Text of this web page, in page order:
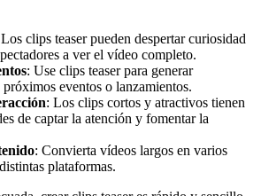
clips teaser pueden despertar curiosidad
a ver el vídeo completo.
: Use clips teaser para generar
eventos o lanzamientos.
: Los clips cortos y atractivos tienen
de captar la atención y fomentar la
: Convierta vídeos largos en varios
plataformas.